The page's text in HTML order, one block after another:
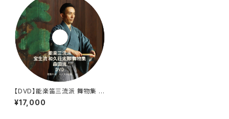
【DVD】能楽笛三流派 舞物集 森
田流
¥17,000